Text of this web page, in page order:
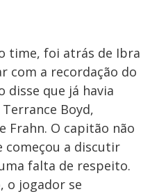
time, foi atrás de Ibra
com a recordação do
disse que já havia
Boyd,
Frahn. O capitão não
começou a discutir
falta de respeito.
o jogador se